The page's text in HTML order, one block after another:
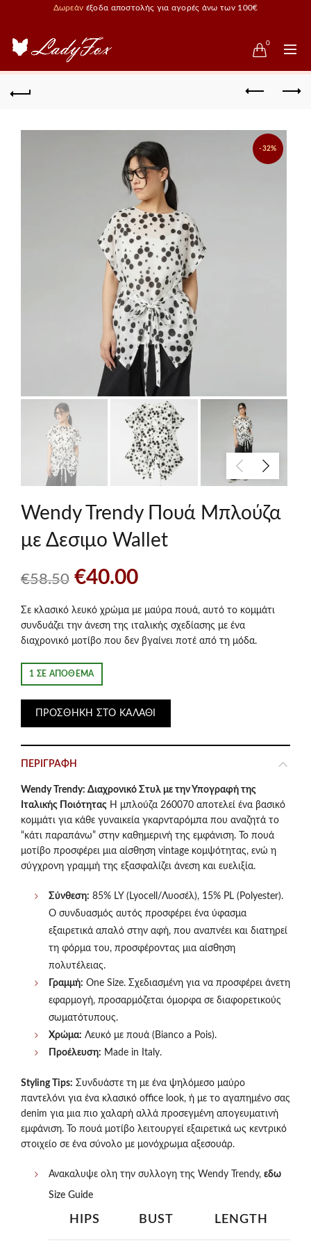
Δωρεάν έξοδα αποστολής για αγορές άνω των 100€
0
-32%
Wendy Trendy Πουά Μπλούζα
με Δεσιμο Wallet
€58.50 Original
price
was:
€58.50.
€40.00Η
τρέχουσα
τιμή
€40.00.
Σε κλασικό λευκό χρώμα με μαύρα πουά, αυτό το κομμάτι
συνδυάζει την άνεση της ιταλικής σχεδίασης με ένα
διαχρονικό μοτίβο που δεν βγαίνει ποτέ από τη μόδα.
1 ΣΕ ΑΠΌΘΕΜΑ
ΠΡΟΣΘΉΚΗ ΣΤΟ ΚΑΛΆΘΙ
ΠΕΡΙΓΡΑΦΉ
Wendy Trendy: Διαχρονικό Στυλ με την Υπογραφή της
Ιταλικής Ποιότητας Η μπλούζα 260070 αποτελεί ένα βασικό
κομμάτι για κάθε γυναικεία γκαρνταρόμπα που αναζητά το
“κάτι παραπάνω” στην καθημερινή της εμφάνιση. Το πουά
μοτίβο προσφέρει μια αίσθηση vintage κομψότητας, ενώ η
σύγχρονη γραμμή της εξασφαλίζει άνεση και ευελιξία.
Σύνθεση: 85% LY (Lyocell/Λυοσέλ), 15% PL (Polyester).
Ο συνδυασμός αυτός προσφέρει ένα ύφασμα
εξαιρετικά απαλό στην αφή, που αναπνέει και διατηρεί
τη φόρμα του, προσφέροντας μια αίσθηση
πολυτέλειας.
Γραμμή: One Size. Σχεδιασμένη για να προσφέρει άνετη
εφαρμογή, προσαρμόζεται όμορφα σε διαφορετικούς
σωματότυπους.
Χρώμα: Λευκό με πουά (Bianco a Pois).
Προέλευση: Made in Italy.
Styling Tips: Συνδυάστε τη με ένα ψηλόμεσο μαύρο
παντελόνι για ένα κλασικό office look, ή με το αγαπημένο σας
denim για μια πιο χαλαρή αλλά προσεγμένη απογευματινή
εμφάνιση. Το πουά μοτίβο λειτουργεί εξαιρετικά ως κεντρικό
στοιχείο σε ένα σύνολο με μονόχρωμα αξεσουάρ.
Ανακαλυψε ολη την συλλογη της Wendy Trendy, εδω
Size Guide
HIPS BUST LENGTH